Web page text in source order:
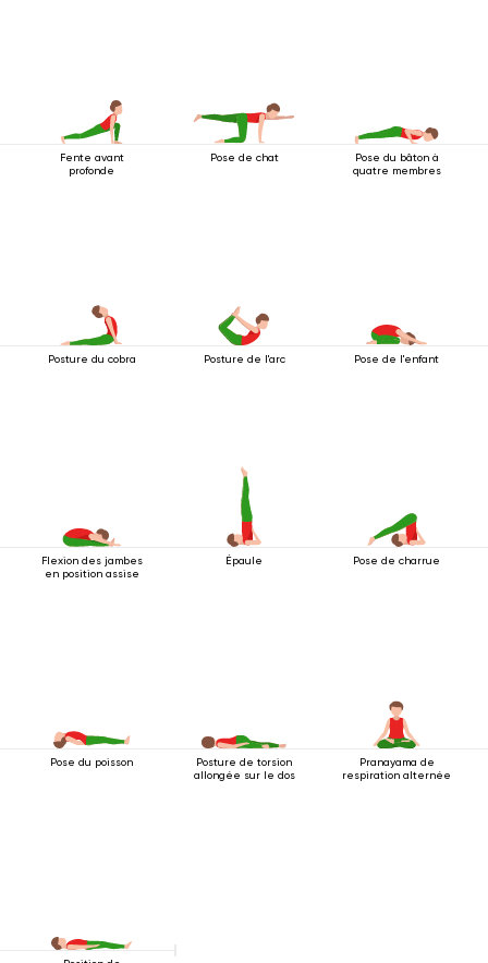
Fente avant
profonde
Pose de chat
Pose du bâton à
quatre membres
Posture du cobra Posture de l'arc Pose de l'enfant
Flexion des jambes
en position assise
Épaule Pose de charrue
Pose du poisson
Posture de torsion
allongée sur le dos
Pranayama de
respiration alternée